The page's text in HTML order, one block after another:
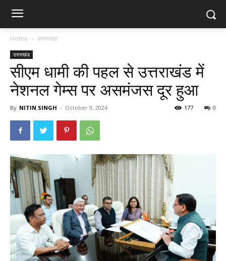
Home उत्तराखंड
उत्तराखंड
सीएम धामी की पहल से उत्तराखंड में
नेशनल गेम्स पर असमंजस दूर हुआ
By NITIN SINGH - October 9, 2024 0
177